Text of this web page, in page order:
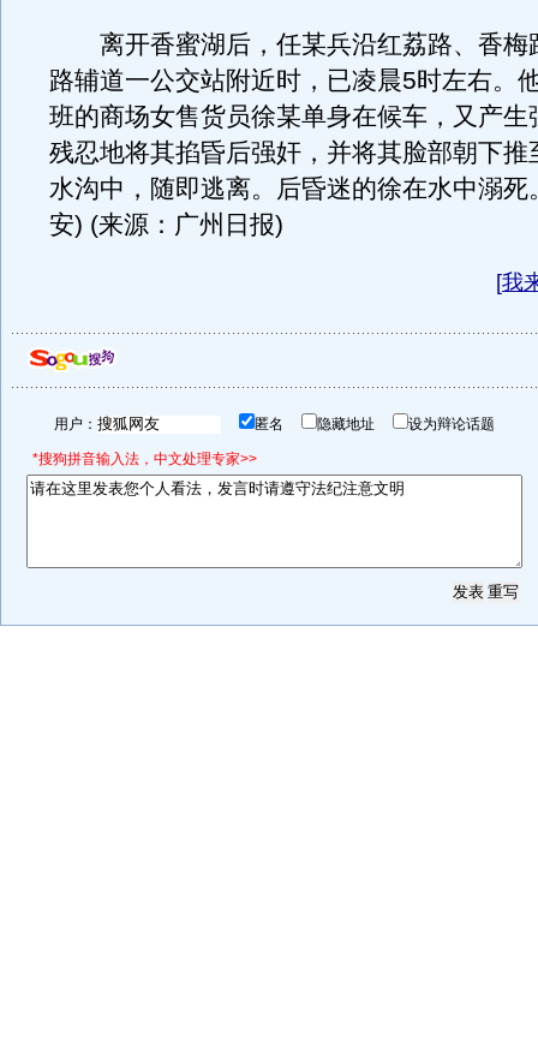
离开香蜜湖后，任某兵沿红荔路、香梅
路辅道一公交站附近时，已凌晨5时左右。
班的商场女售货员徐某单身在候车，又产生
残忍地将其掐昏后强奸，并将其脸部朝下推
水沟中，随即逃离。后昏迷的徐在水中溺死
安) (来源：广州日报)
[我
用户： 匿名 隐藏地址 设为辩论话题
*搜狗拼音输入法，中文处理专家>>